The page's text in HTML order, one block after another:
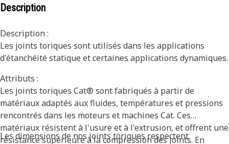
Description
Description :
Les joints toriques sont utilisés dans les applications
d'étanchéité statique et certaines applications dynamiques.
Attributs :
Les joints toriques Cat® sont fabriqués à partir de
matériaux adaptés aux fluides, températures et pressions
rencontrés dans les moteurs et machines Cat. Ces
matériaux résistent à l'usure et à l'extrusion, et offrent une
résistance supérieure à la compression des joints. En
Les dimensions de nos joints toriques respectent